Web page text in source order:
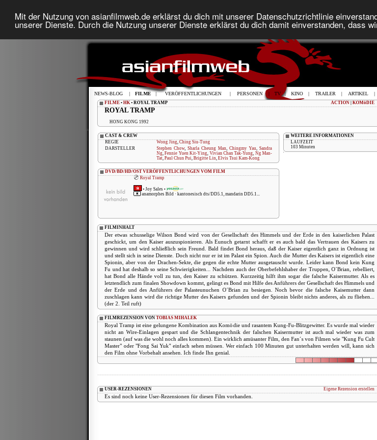
Mit der Nutzung von asianfilmweb.de erklärst du dich mit unserer Datenschutzrichtlinie
unserer Dienste. Durch die Nutzung unserer Dienste erklärst du dich damit einverstanden, dass
NEWS-BLOG | FILME | VERÖFFENTLICHUNGEN | PERSONEN | TV | KINO | TRAILER | ARTIKEL |
ACTION KOMöDIE
FILME • HK • ROYAL TRAMP
ROYAL TRAMP
HONG KONG 1992
CAST & CREW
REGIE
Wong Jing, Ching Siu-Tung
DARSTELLER
Stephen Chow, Sharla Cheung Man, Chingmy Yau, Sandra
Ng,Fennie Yuen Kit-Ying, Vivian Chan Tak-Yung, Ng Man-
Tat, Paul Chun Pui, Brigitte Lin, Elvis Tsui Kam-Kong
DVD/BD/HD/OST VERÖFFENTLICHUNGEN VOM FILM
Royal Tramp
• Joy Sales •
anamorphes Bild · kantonesisch dts/DD5.1, mandarin DD5.1...
WEITERE INFORMATIONEN
LAUFZEIT
103 Minuten
FILMINHALT
Der etwas schusselige Wilson Bond wird von der Gesellschaft des Himmels und der Erde in den kaiserlichen Palast
geschickt, um den Kaiser auszuspionieren. Als Eunuch getarnt schafft er es auch bald das Vertrauen des Kaisers zu
gewinnen und wird schließlich sein Freund. Bald findet Bond heraus, daß der Kaiser eigentlich ganz in Ordnung ist
und stellt sich in seine Dienste. Doch nicht nur er ist im Palast ein Spion. Auch die Mutter des Kaisers ist eigentlich eine
Spionin, aber von der Drachen-Sekte, die gegen die echte Mutter ausgetauscht wurde. Leider kann Bond kein Kung
Fu und hat deshalb so seine Schwierigkeiten... Nachdem auch der Oberbefehlshaber der Truppen, O´Brian, rebelliert,
hat Bond alle Hände voll zu tun, den Kaiser zu schützen. Kurzzeitig hilft ihm sogar die falsche Kaisermutter. Als es
letztendlich zum finalen Showdown kommt, gelingt es Bond mit Hilfe des Anführers der Gesellschaft des Himmels und
der Erde und des Anführers der Palasteunuchen O´Brian zu besiegen. Noch bevor die falsche Kaisemutter dann
zuschlagen kann wird die richtige Mutter des Kaisers gefunden und der Spionin bleibt nichts anderes, als zu fliehen...
(der 2. Teil ruft)
FILMREZENSION VON TOBIAS MIHALEK
Royal Tramp ist eine gelungene Kombination aus Komödie und rasantem Kung-Fu-Blitzgewitter. Es wurde mal wieder
nicht an Wire-Einlagen gespart und die Schlangentechnik der falschen Kaisermutter ist auch mal wieder was zum
staunen (auf was die wohl noch alles kommen). Ein wirklich amüsanter Film, den Fan´s von Filmen wie "Kung Fu Cult
Master" oder "Fong Sai Yuk" einfach sehen müssen. Wer einfach 100 Minuten gut unterhalten werden will, kann sich
den Film ohne Vorbehalt ansehen. Ich finde Ihn genial.
Eigene Rezension erstellen
USER-REZENSIONEN
Es sind noch keine User-Rezensionen für diesen Film vorhanden.